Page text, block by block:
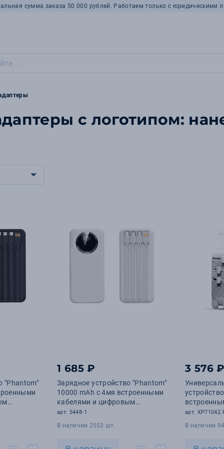
сумма заказа 50 000 рублей. Работаем только с юридическими
с логотипом:
"Phantom"
1 685 ₽
Зарядное устройство "Phantom"
10000 mAh с 4мя встроенными
кабелями и цифровым
индикатором заряда
арт. 5448-1
В наличии 2553 шт.
3 576
EU, UK, US
арт.
В наличии